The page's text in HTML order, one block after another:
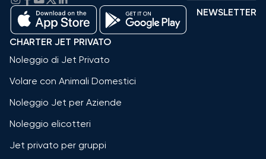
NEWSLETTER
CHARTER JET PRIVATO
Noleggio di Jet Privato
Volare con Animali Domestici
Noleggio Jet per Aziende
Noleggio elicotteri
Jet privato per gruppi